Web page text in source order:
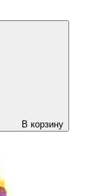
В корзину